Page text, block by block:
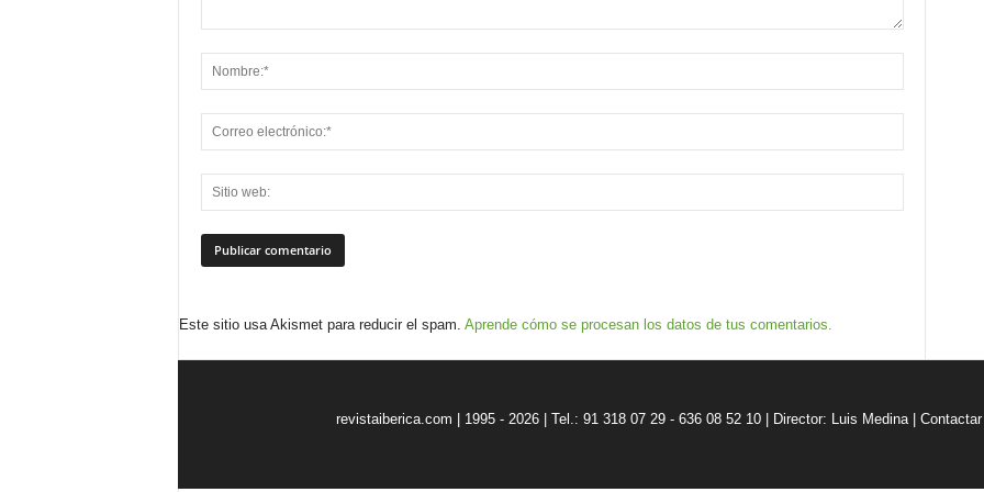
Este sitio usa Akismet para reducir el spam. Aprende cómo se procesan los datos de tus comentarios.
revistaiberica.com | 1995 - 2026 | Tel.: 91 318 07 29 - 636 08 52 10 | Director: Luis Medina| Contactar